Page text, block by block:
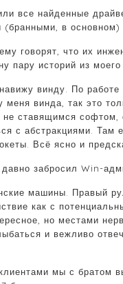
все найденные
в основном)
говорят, что их
пару историй из моего
винду. По
винда, так это
ставящимся
с абстракциями.
Всё ясно и
забросил Win-
машины. Правый
как с
но местами
и вежливо
мы с братом